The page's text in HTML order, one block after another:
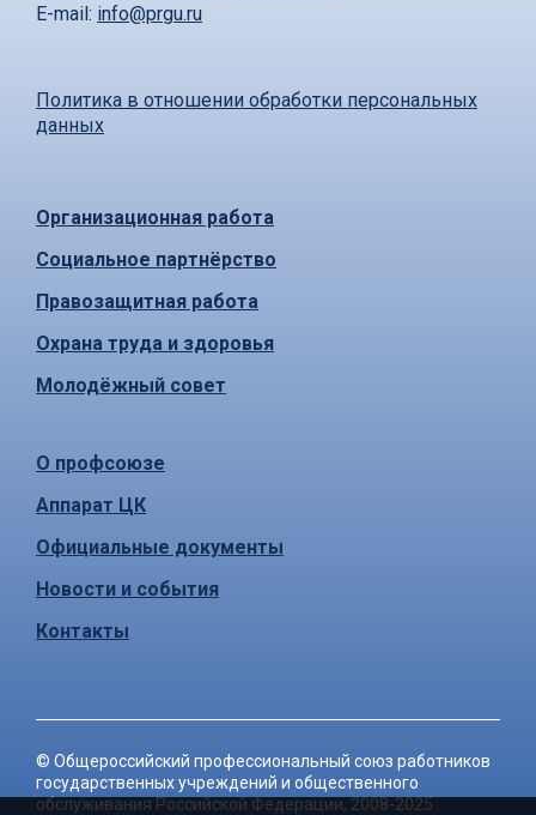
E-mail: info@prgu.ru
Политика в отношении обработки персональных
данных
Организационная работа
Социальное партнёрство
Правозащитная работа
Охрана труда и здоровья
Молодёжный совет
О профсоюзе
Аппарат ЦК
Официальные документы
Новости и события
Контакты
© Общероссийский профессиональный союз работников
государственных учреждений и общественного
обслуживания Российской Федерации, 2008-2025